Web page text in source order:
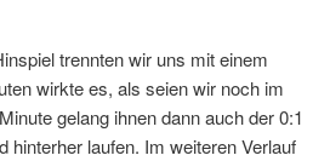
trennten wir uns mit einem
wirkte es, als seien wir noch im
gelang ihnen dann auch der 0:1
laufen. Im weiteren Verlauf